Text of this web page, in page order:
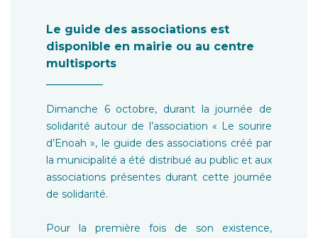
Le guide des associations est
disponible en mairie ou au centre
multisports
Dimanche 6 octobre, durant la journée de
solidarité autour de l’association « Le sourire
d’Enoah », le guide des associations créé par
la municipalité a été distribué au public et aux
associations présentes durant cette journée
de solidarité.
Pour la première fois de son existence,